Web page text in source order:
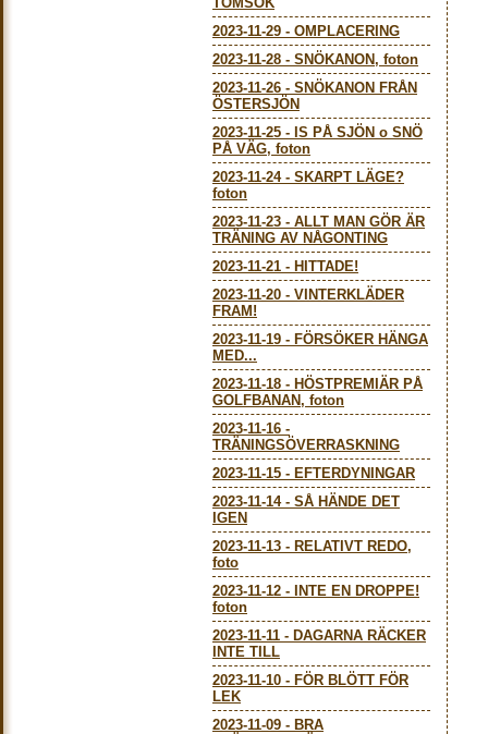
2023-11-29 - OMPLACERING
2023-11-28 - SNÖKANON, foton
2023-11-26 - SNÖKANON FRÅN
ÖSTERSJÖN
2023-11-25 - IS PÅ SJÖN o SNÖ
PÅ VÄG, foton
2023-11-24- SKARPT LÄGE?
foton
2023-11-23 - ALLT MAN GÖR ÄR
TRÄNING AV NÅGONTING
2023-11-21 - HITTADE!
2023-11-20 - VINTERKLÄDER
FRAM!
2023-11-19 - FÖRSÖKER HÄNGA
MED...
2023-11-18 - HÖSTPREMIÄR PÅ
GOLFBANAN, foton
2023-11-16 -
TRÄNINGSÖVERRASKNING
2023-11-15 - EFTERDYNINGAR
2023-11-14- SÅ HÄNDE DET
IGEN
2023-11-13 - RELATIVT REDO,
foto
2023-11-12 -
INTE EN DROPPE!
foton
2023-11-11 - DAGARNA RÄCKER
INTE TILL
2023-11-10 - FÖR BLÖTT FÖR
LEK
2023-11-09 - BRA